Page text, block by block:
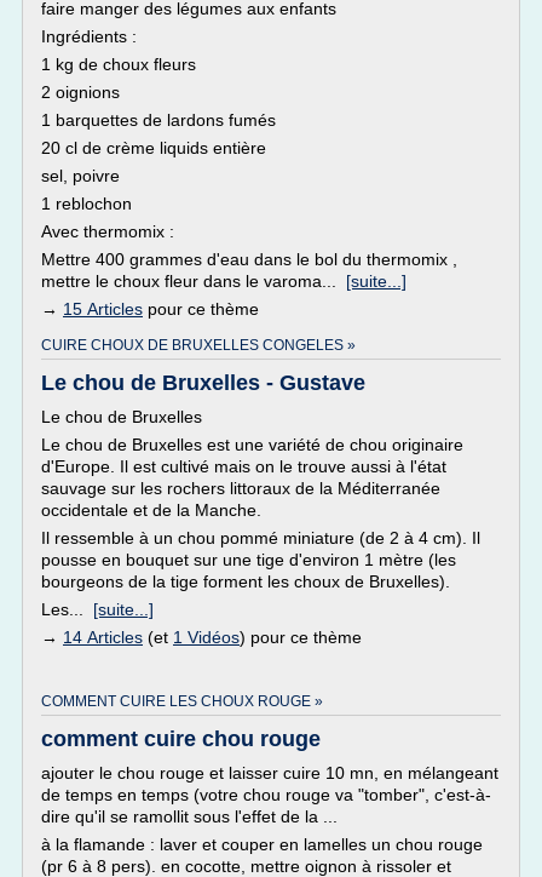
faire manger des légumes aux enfants
Ingrédients :
1 kg de choux fleurs
2 oignions
1 barquettes de lardons fumés
20 cl de crème liquids entière
sel, poivre
1 reblochon
Avec thermomix :
Mettre 400 grammes d'eau dans le bol du thermomix ,
mettre le choux fleur dans le varoma... [suite...]
→ 15 Articles pour ce thème
CUIRE CHOUX DE BRUXELLES CONGELES »
Le chou de Bruxelles - Gustave
Le chou de Bruxelles
Le chou de Bruxelles est une variété de chou originaire
d'Europe. Il est cultivé mais on le trouve aussi à l'état
sauvage sur les rochers littoraux de la Méditerranée
occidentale et de la Manche.
Il ressemble à un chou pommé miniature (de 2 à 4 cm). Il
pousse en bouquet sur une tige d'environ 1 mètre (les
bourgeons de la tige forment les choux de Bruxelles).
Les... [suite...]
→ 14 Articles (et 1 Vidéos) pour ce thème
COMMENT CUIRE LES CHOUX ROUGE »
comment cuire chou rouge
ajouter le chou rouge et laisser cuire 10 mn, en mélangeant
de temps en temps (votre chou rouge va "tomber", c'est-à-
dire qu'il se ramollit sous l'effet de la ...
à la flamande : laver et couper en lamelles un chou rouge
(pr 6 à 8 pers). en cocotte, mettre oignon à rissoler et